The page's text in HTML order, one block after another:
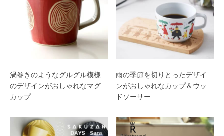
渦巻きのようなグルグル模様
のデザインがおしゃれなマグ
カップ
雨の季節を切りとったデザイ
ンがおしゃれなカップ＆ウッ
ドソーサー